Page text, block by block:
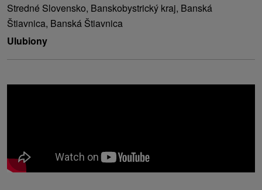
Stredné Slovensko, Banskobystrický kraj, Banská
Štiavnica, Banská Štiavnica
Ulubiony